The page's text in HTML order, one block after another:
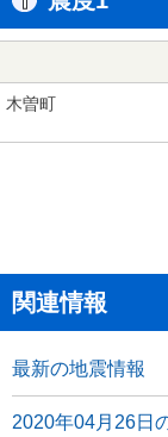
木曽町
関連情報
最新の地震情報
2020年04月26日